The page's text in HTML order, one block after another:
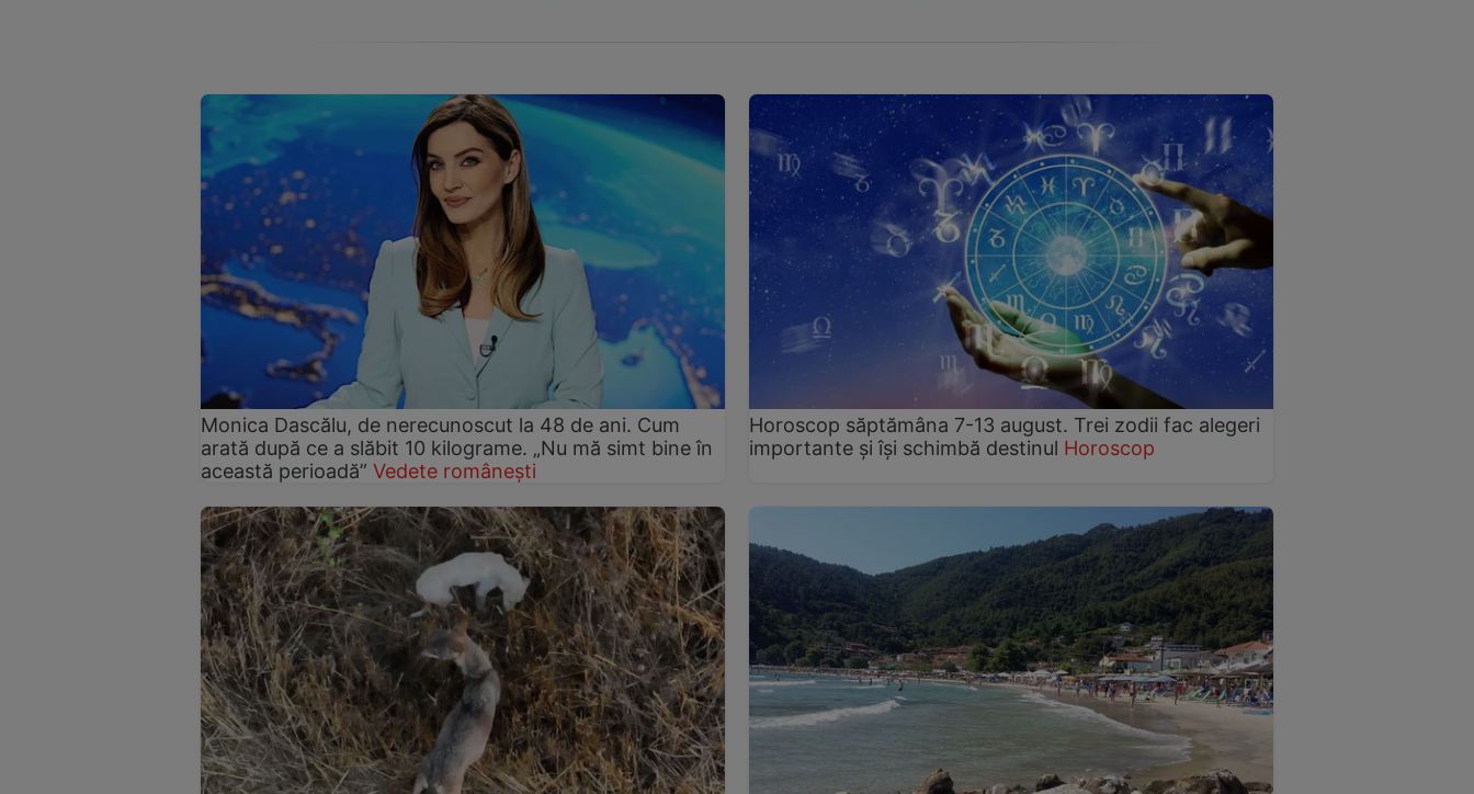
Monica Dascălu, de nerecunoscut la 48 de ani. Cum
arată după ce a slăbit 10 kilograme. „Nu mă simt bine în
această perioadă” Vedete românești
Horoscop săptămâna 7-13 august. Trei zodii fac alegeri
importante și își schimbă destinul Horoscop